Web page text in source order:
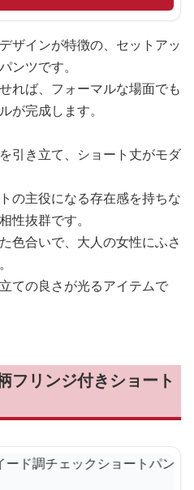
ザインが特徴の、セットアッ
ンツです。
れば、フォーマルな場面でも
が完成します。
引き立て、ショート丈がモダ
の主役になる存在感を持ちな
性抜群です。
色合いで、大人の女性にふさ
ての良さが光るアイテムで
フリンジ付きショート